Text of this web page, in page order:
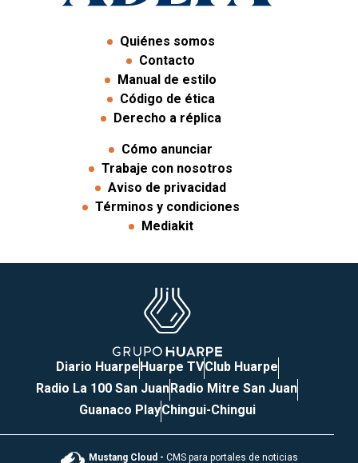
Quiénes somos
Contacto
Manual de estilo
Código de ética
Derecho a réplica
Cómo anunciar
Trabaje con nosotros
Aviso de privacidad
Términos y condiciones
Mediakit
Diario HuarpeHuarpe TVClub Huarpe
Radio La 100 San JuanRadio Mitre San Juan
Guanaco PlayChingui-Chingui
Mustang Cloud - CMS para portales de noticias